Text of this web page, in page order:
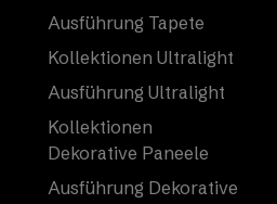
Ausführung Tapete
Kollektionen Ultralight
Ausführung Ultralight
Kollektionen
Dekorative Paneele
Ausführung Dekorative